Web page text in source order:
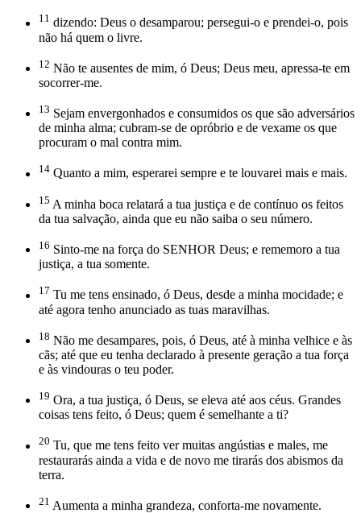
11 dizendo: Deus o desamparou; persegui-o e prendei-o, pois
não há quem o livre.
12 Não te ausentes de mim, ó Deus; Deus meu, apressa-te em
socorrer-me.
13 Sejam envergonhados e consumidos os que são adversários
de minha alma; cubram-se de opróbrio e de vexame os que
procuram o mal contra mim.
14 Quanto a mim, esperarei sempre e te louvarei mais e mais.
15 A minha boca relatará a tua justiça e de contínuo os feitos
da tua salvação, ainda que eu não saiba o seu número.
16 Sinto-me na força do SENHOR Deus; e rememoro a tua
justiça, a tua somente.
17 Tu me tens ensinado, ó Deus, desde a minha mocidade; e
até agora tenho anunciado as tuas maravilhas.
18 Não me desampares, pois, ó Deus, até à minha velhice e às
cãs; até que eu tenha declarado à presente geração a tua força
e às vindouras o teu poder.
19 Ora, a tua justiça, ó Deus, se eleva até aos céus. Grandes
coisas tens feito, ó Deus; quem é semelhante a ti?
20 Tu, que me tens feito ver muitas angústias e males, me
restaurarás ainda a vida e de novo me tirarás dos abismos da
terra.
21 Aumenta a minha grandeza, conforta-me novamente.